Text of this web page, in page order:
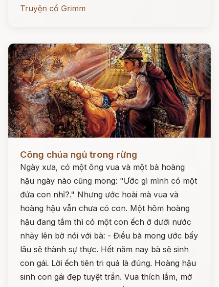
Truyện cổ Grimm
Công chúa ngủ trong rừng
Ngày xưa, có một ông vua và một bà hoàng
hậu ngày nào cũng mong: "Ước gì mình có một
đứa con nhỉ?." Nhưng ước hoài mà vua và
hoàng hậu vẫn chưa có con. Một hôm hoàng
hậu đang tắm thì có một con ếch ở dưới nước
nhảy lên bờ nói với bà: - Điều bà mong ước bấy
lâu sẽ thành sự thực. Hết năm nay bà sẽ sinh
con gái. Lời ếch tiên tri quả là đúng. Hoàng hậu
sinh con gái đẹp tuyệt trần. Vua thích lắm, mở